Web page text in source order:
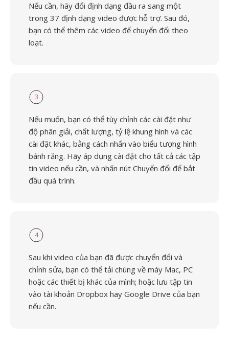
Nếu cần, hãy đổi định dạng đầu ra sang một
trong 37 định dạng video được hỗ trợ. Sau đó,
bạn có thể thêm các video để chuyển đổi theo
loạt.
3
Nếu muốn, bạn có thể tùy chỉnh các cài đặt như
độ phân giải, chất lượng, tỷ lệ khung hình và các
cài đặt khác, bằng cách nhấn vào biểu tượng hình
bánh răng. Hãy áp dụng cài đặt cho tất cả các tập
tin video nếu cần, và nhấn nút Chuyển đổi để bắt
đầu quá trình.
4
Sau khi video của bạn đã được chuyển đổi và
chỉnh sửa, bạn có thể tải chúng về máy Mac, PC
hoặc các thiết bị khác của mình; hoặc lưu tập tin
vào tài khoản Dropbox hay Google Drive của bạn
nếu cần.